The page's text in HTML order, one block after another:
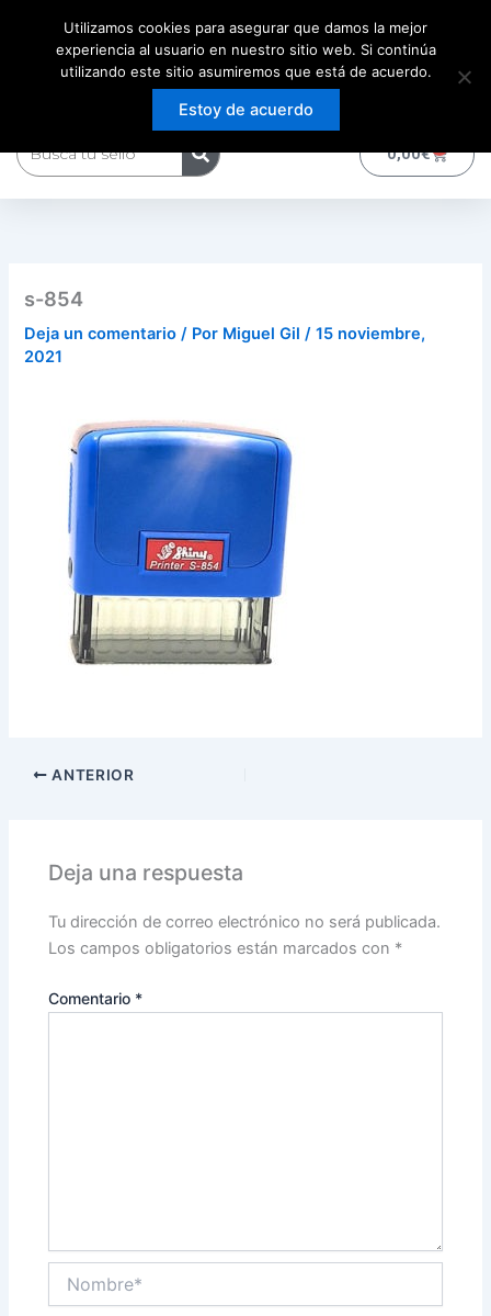
contenido
0,00€Carrito
s-854
Deja un comentario / Por Miguel Gil /15 noviembre,
2021
ANTERIOR
Deja una respuesta
Tu dirección de correo electrónico no será publicada.
Los campos obligatorios están marcados con *
Comentario *
Utilizamos cookies para asegurar que damos la mejor
experiencia al usuario en nuestro sitio web. Si continúa
utilizando este sitio asumiremos que está de acuerdo.
Estoy de acuerdo